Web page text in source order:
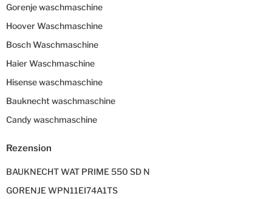
Gorenje waschmaschine
Hoover Waschmaschine
Bosch Waschmaschine
Haier Waschmaschine
Hisense waschmaschine
Bauknecht waschmaschine
Candy waschmaschine
Rezension
BAUKNECHT WAT PRIME 550 SD N
GORENJE WPN11EI74A1TS